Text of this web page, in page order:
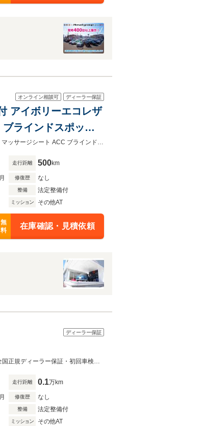
オンライン相談可 ディーラー保証
アイボリーエコレザ
ラインドスポット
ヘッドライト
正規認定中古車 当店試乗車 新車保証付 アイボリーエコレザーシート 運転席パワ―シート マッサージシート ACC ブラインドスポット パワーテールゲート 18インチAW LEDライト
走行距離 500km
修復歴 なし
整備 法定整備付
ミッション その他AT
無
料
在庫確認・見積依頼
ディーラー保証
全国ご納車致します。正規ディーラーによる認定中古車整備後のご納車。新車保証継承(全国正規ディーラー保証・初回車検まで)のため遠方のお客様でもご安心してお乗り頂けます。
走行距離 0.1万km
修復歴 なし
整備 法定整備付
ミッション その他AT